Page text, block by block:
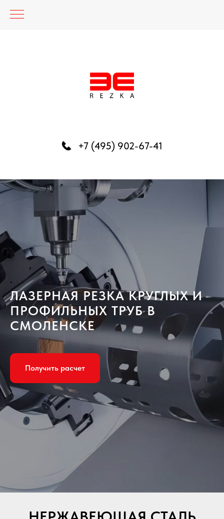
+7 (495) 902-67-41
ЛАЗЕРНАЯ РЕЗКА КРУГЛЫХ И
ПРОФИЛЬНЫХ ТРУБ В
СМОЛЕНСКЕ
Получить расчет